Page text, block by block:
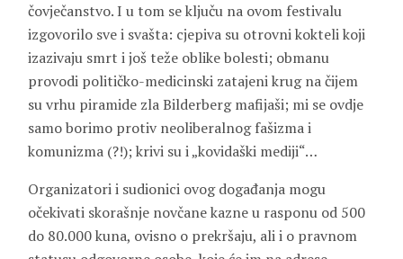
čovječanstvo. I u tom se ključu na ovom festivalu
izgovorilo sve i svašta: cjepiva su otrovni kokteli koji
izazivaju smrt i još teže oblike bolesti; obmanu
provodi političko-medicinski zatajeni krug na čijem
su vrhu piramide zla Bilderberg mafijaši; mi se ovdje
samo borimo protiv neoliberalnog fašizma i
komunizma (?!); krivi su i „kovidaški mediji“…
Organizatori i sudionici ovog događanja mogu
očekivati skorašnje novčane kazne u rasponu od 500
do 80.000 kuna, ovisno o prekršaju, ali i o pravnom